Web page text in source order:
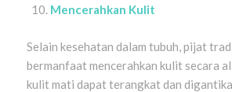
Mencerahkan Kulit
Selain kesehatan dalam tubuh, pijat
bermanfaat mencerahkan kulit secara
kulit mati dapat terangkat dan